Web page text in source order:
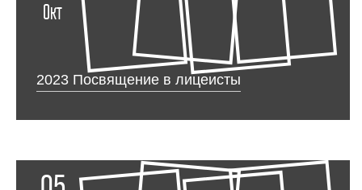
Окт
2023 Посвящение в лицеисты